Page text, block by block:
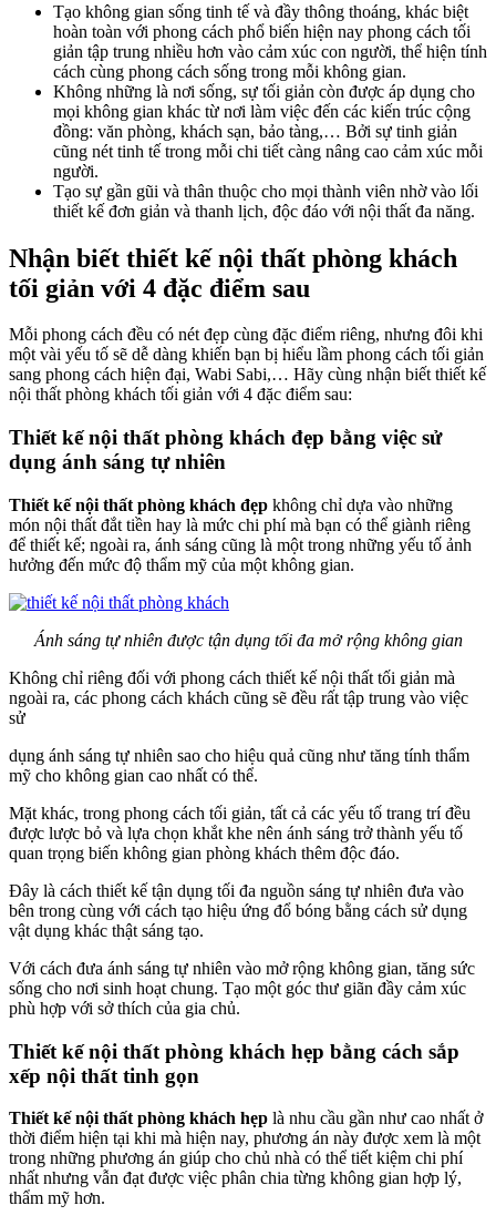
Tạo không gian sống tinh tế và đầy thông thoáng, khác biệt
hoàn toàn với phong cách phổ biến hiện nay phong cách tối
giản tập trung nhiều hơn vào cảm xúc con người, thể hiện tính
cách cùng phong cách sống trong mỗi không gian.
Không những là nơi sống, sự tối giản còn được áp dụng cho
mọi không gian khác từ nơi làm việc đến các kiến trúc cộng
đồng: văn phòng, khách sạn, bảo tàng,… Bởi sự tinh giản
cũng nét tinh tế trong mỗi chi tiết càng nâng cao cảm xúc mỗi
người.
Tạo sự gần gũi và thân thuộc cho mọi thành viên nhờ vào lối
thiết kế đơn giản và thanh lịch, độc đáo với nội thất đa năng.
Nhận biết thiết kế nội thất phòng khách
tối giản với 4 đặc điểm sau
Mỗi phong cách đều có nét đẹp cùng đặc điểm riêng, nhưng đôi khi
một vài yếu tố sẽ dễ dàng khiến bạn bị hiểu lầm phong cách tối giản
sang phong cách hiện đại, Wabi Sabi,… Hãy cùng nhận biết thiết kế
nội thất phòng khách tối giản với 4 đặc điểm sau:
Thiết kế nội thất phòng khách đẹp bằng việc sử
dụng ánh sáng tự nhiên
Thiết kế nội thất phòng khách đẹp không chỉ dựa vào những
món nội thất đắt tiền hay là mức chi phí mà bạn có thể giành riêng
để thiết kế; ngoài ra, ánh sáng cũng là một trong những yếu tố ảnh
hưởng đến mức độ thẩm mỹ của một không gian.
Ánh sáng tự nhiên được tận dụng tối đa mở rộng không gian
Không chỉ riêng đối với phong cách thiết kế nội thất tối giản mà
ngoài ra, các phong cách khách cũng sẽ đều rất tập trung vào việc
sử
dụng ánh sáng tự nhiên sao cho hiệu quả cũng như tăng tính thẩm
mỹ cho không gian cao nhất có thể.
Mặt khác, trong phong cách tối giản, tất cả các yếu tố trang trí đều
được lược bỏ và lựa chọn khắt khe nên ánh sáng trở thành yếu tố
quan trọng biến không gian phòng khách thêm độc đáo.
Đây là cách thiết kế tận dụng tối đa nguồn sáng tự nhiên đưa vào
bên trong cùng với cách tạo hiệu ứng đổ bóng bằng cách sử dụng
vật dụng khác thật sáng tạo.
Với cách đưa ánh sáng tự nhiên vào mở rộng không gian, tăng sức
sống cho nơi sinh hoạt chung. Tạo một góc thư giãn đầy cảm xúc
phù hợp với sở thích của gia chủ.
Thiết kế nội thất phòng khách hẹp bằng cách sắp
xếp nội thất tinh gọn
Thiết kế nội thất phòng khách hẹp là nhu cầu gần như cao nhất ở
thời điểm hiện tại khi mà hiện nay, phương án này được xem là một
trong những phương án giúp cho chủ nhà có thể tiết kiệm chi phí
nhất nhưng vẫn đạt được việc phân chia từng không gian hợp lý,
thẩm mỹ hơn.